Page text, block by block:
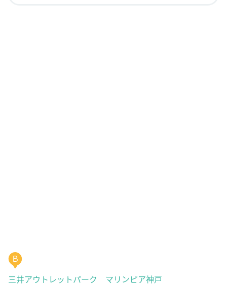
B
三井アウトレットパーク マリンピア神戸